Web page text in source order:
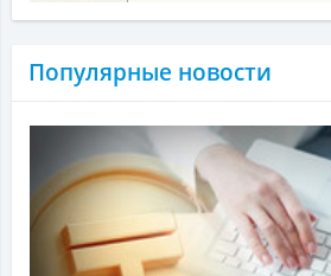
Популярные новости